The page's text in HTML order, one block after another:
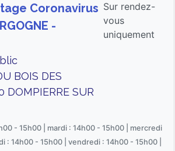
Coronavirus
-
BOIS DES
DOMPIERRE SUR
Sur rendez-
vous
uniquement
- 15h00 | mardi : 14h00 - 15h00 | mercredi
: 14h00 - 15h00 | vendredi : 14h00 - 15h00 |